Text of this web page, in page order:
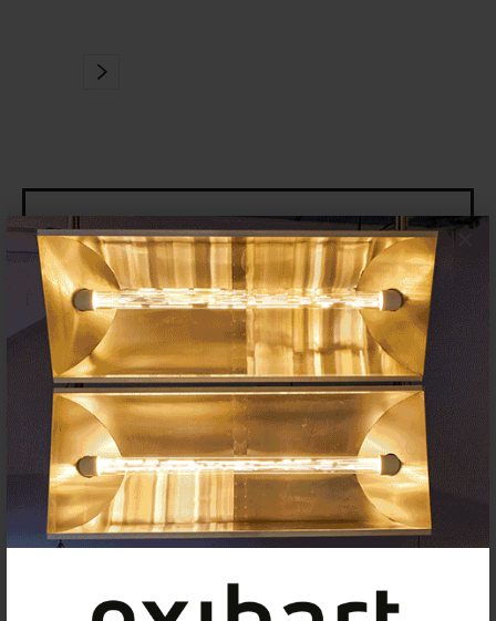
×
Suscríbete a la newsletter
Insertar residencias
Insertar exposición o evento
Agenda